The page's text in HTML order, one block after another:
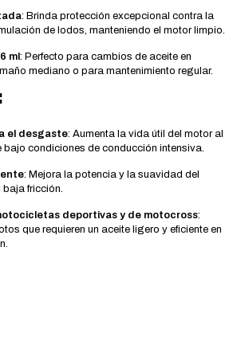
: Brinda protección excepcional contra la
de lodos, manteniendo el motor limpio.
ml : Perfecto para cambios de aceite en
mediano o para mantenimiento regular.
el desgaste: Aumenta la vida útil del motor al
bajo condiciones de conducción intensiva.
: Mejora la potencia y la suavidad del
fricción.
deportivas y de motocross:
que requieren un aceite ligero y eficiente en